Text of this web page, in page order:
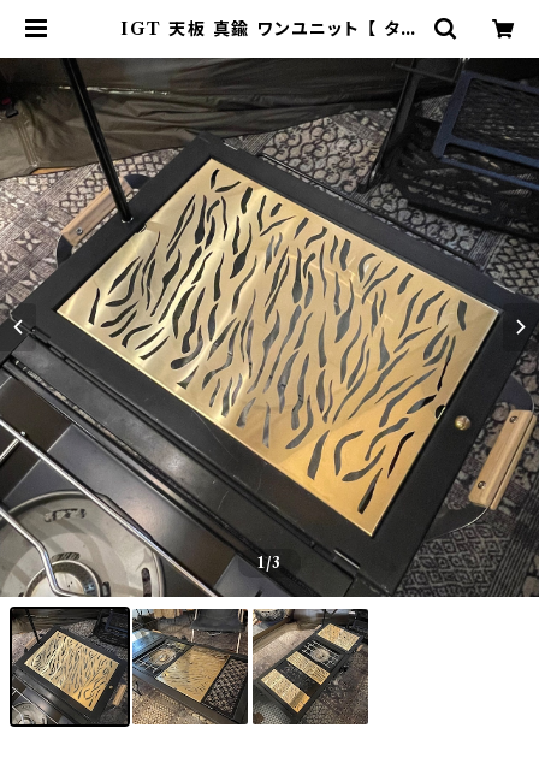
IGT 天板 真鍮 ワンユニット 【 タイ
w Peak スノーピーク | 802 PRO
DUCTS
1/3